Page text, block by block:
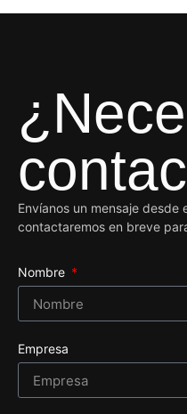
Envíanos un mensaje desde
contactaremos en breve
Nombre
Empresa